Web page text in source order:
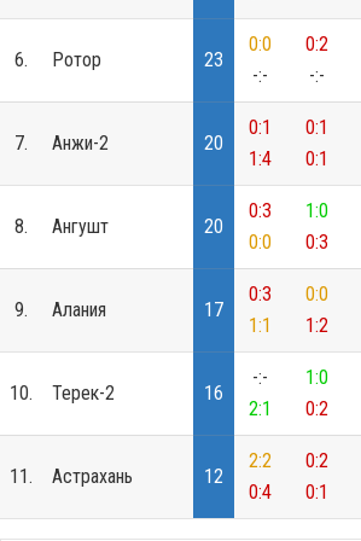
6. Ротор 23
0:0
-:-
0:2
-:-
7. Анжи-2 20
0:1
1:4
0:1
0:1
8. Ангушт 20
0:3
0:0
1:0
0:3
9. Алания 17
0:3
1:1
0:0
1:2
10. Терек-2 16
-:-
2:1
1:0
0:2
11. Астрахань 12
2:2
0:4
0:2
0:1